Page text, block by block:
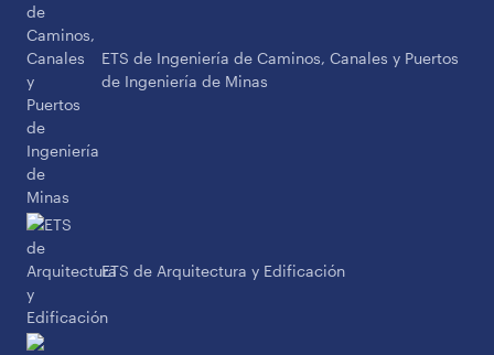
ETS de Ingeniería de Caminos, Canales y Puertos
de Ingeniería de Minas
ETS de Arquitectura y Edificación